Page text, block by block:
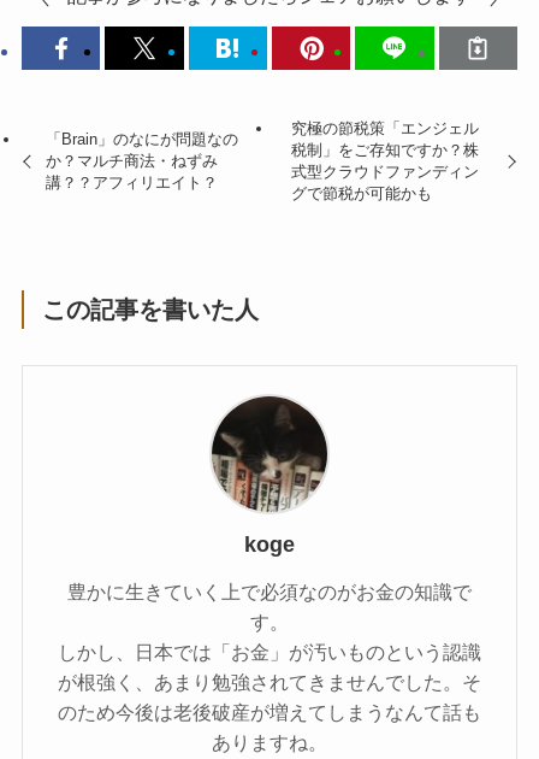
「Brain」のなにが問題なの
か？マルチ商法・ねずみ
講？？アフィリエイト？
究極の節税策「エンジェル
税制」をご存知ですか？株
式型クラウドファンディン
グで節税が可能かも
この記事を書いた人
koge
豊かに生きていく上で必須なのがお金の知識で
す。
しかし、日本では「お金」が汚いものという認識
が根強く、あまり勉強されてきませんでした。そ
のため今後は老後破産が増えてしまうなんて話も
ありますね。